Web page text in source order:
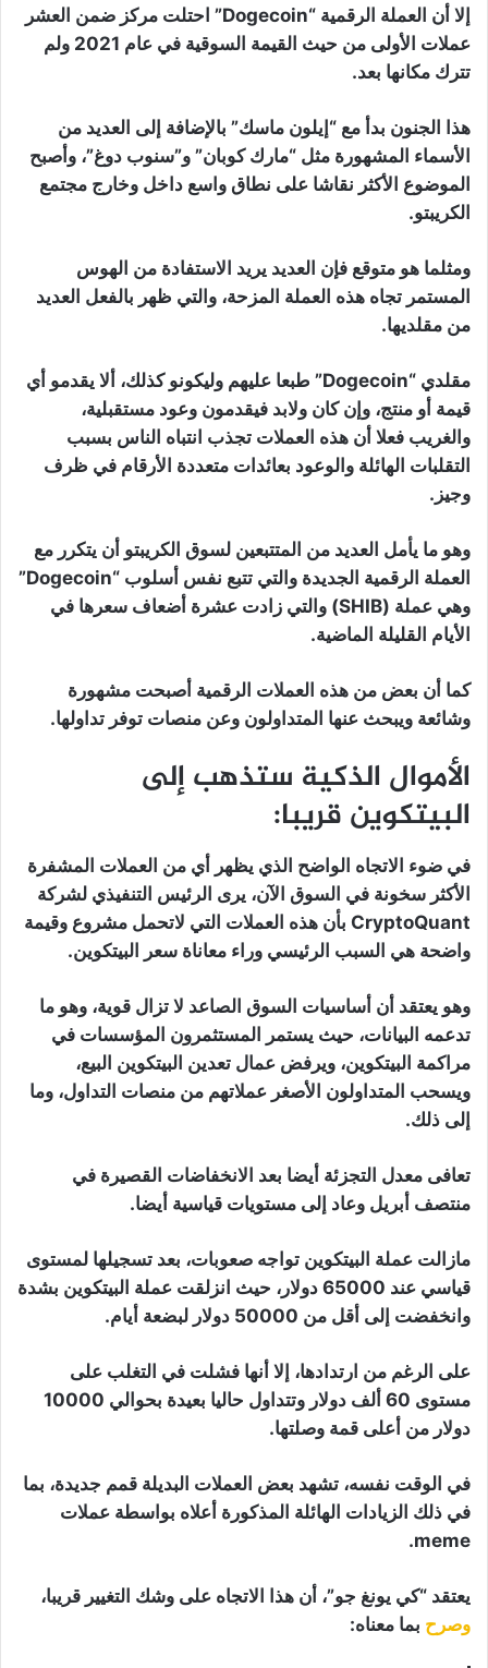
إلا أن العملة الرقمية “Dogecoin” احتلت مركز ضمن العشر
عملات الأولى من حيث القيمة السوقية في عام 2021 ولم
تترك مكانها بعد.
هذا الجنون بدأ مع “إيلون ماسك” بالإضافة إلى العديد من
الأسماء المشهورة مثل “مارك كوبان” و”سنوب دوغ”، وأصبح
الموضوع الأكثر نقاشا على نطاق واسع داخل وخارج مجتمع
الكريبتو.
ومثلما هو متوقع فإن العديد يريد الاستفادة من الهوس
المستمر تجاه هذه العملة المزحة، والتي ظهر بالفعل العديد
من مقلديها.
مقلدي “Dogecoin” طبعا عليهم وليكونو كذلك، ألا يقدمو أي
قيمة أو منتج، وإن كان ولابد فيقدمون وعود مستقبلية،
والغريب فعلا أن هذه العملات تجذب انتباه الناس بسبب
التقلبات الهائلة والوعود بعائدات متعددة الأرقام في ظرف
وجيز.
وهو ما يأمل العديد من المتتبعين لسوق الكريبتو أن يتكرر مع
العملة الرقمية الجديدة والتي تتبع نفس أسلوب “Dogecoin”
وهي عملة (SHIB) والتي زادت عشرة أضعاف سعرها في
الأيام القليلة الماضية.
كما أن بعض من هذه العملات الرقمية أصبحت مشهورة
وشائعة ويبحث عنها المتداولون وعن منصات توفر تداولها.
الأموال الذكية ستذهب إلى
البيتكوين قريبا:
في ضوء الاتجاه الواضح الذي يظهر أي من العملات المشفرة
الأكثر سخونة في السوق الآن، يرى الرئيس التنفيذي لشركة
CryptoQuant بأن هذه العملات التي لاتحمل مشروع وقيمة
واضحة هي السبب الرئيسي وراء معاناة سعر البيتكوين.
وهو يعتقد أن أساسيات السوق الصاعد لا تزال قوية، وهو ما
تدعمه البيانات، حيث يستمر المستثمرون المؤسسات في
مراكمة البيتكوين، ويرفض عمال تعدين البيتكوين البيع،
ويسحب المتداولون الأصغر عملاتهم من منصات التداول، وما
إلى ذلك.
تعافى معدل التجزئة أيضا بعد الانخفاضات القصيرة في
منتصف أبريل وعاد إلى مستويات قياسية أيضا.
مازالت عملة البيتكوين تواجه صعوبات، بعد تسجيلها لمستوى
قياسي عند 65000 دولار، حيث انزلقت عملة البيتكوين بشدة
وانخفضت إلى أقل من 50000 دولار لبضعة أيام.
على الرغم من ارتدادها، إلا أنها فشلت في التغلب على
مستوى 60 ألف دولار وتتداول حاليا بعيدة بحوالي 10000
دولار من أعلى قمة وصلتها.
في الوقت نفسه، تشهد بعض العملات البديلة قمم جديدة، بما
في ذلك الزيادات الهائلة المذكورة أعلاه بواسطة عملات
meme.
يعتقد “كي يونغ جو”، أن هذا الاتجاه على وشك التغيير قريبا،
وصرح بما معناه: